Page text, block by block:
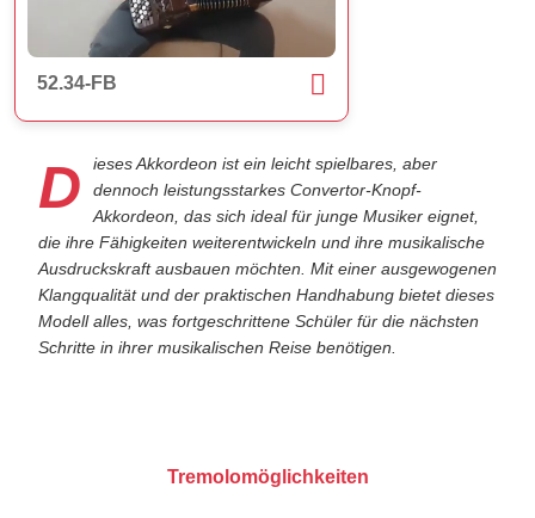
52.34-FB
Dieses Akkordeon ist ein leicht spielbares, aber
dennoch leistungsstarkes Convertor-Knopf-
Akkordeon, das sich ideal für junge Musiker eignet,
die ihre Fähigkeiten weiterentwickeln und ihre musikalische
Ausdruckskraft ausbauen möchten. Mit einer ausgewogenen
Klangqualität und der praktischen Handhabung bietet dieses
Modell alles, was fortgeschrittene Schüler für die nächsten
Schritte in ihrer musikalischen Reise benötigen.
Tremolomöglichkeiten